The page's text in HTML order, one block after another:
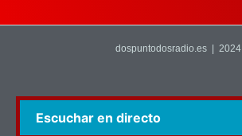
Escuchar en directo
dospuntodosradio.es | 2024